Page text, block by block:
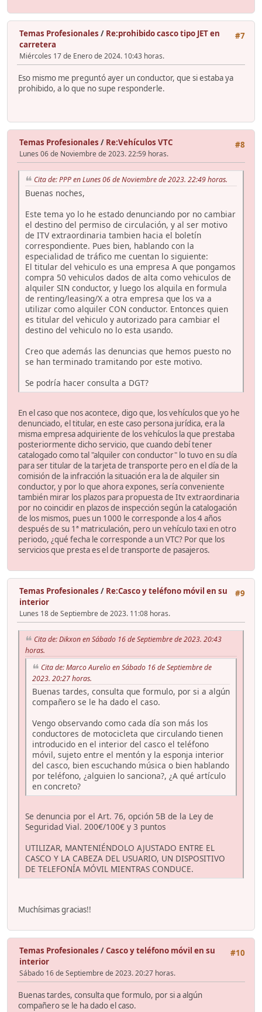
#7
Temas Profesionales / Re:prohibido casco tipo JET en
carretera
Miércoles 17 de Enero de 2024. 10:43 horas.
Eso mismo me preguntó ayer un conductor, que si estaba ya
prohibido, a lo que no supe responderle.
#8
Temas Profesionales / Re:Vehículos VTC
Lunes 06 de Noviembre de 2023. 22:59 horas.
Cita de: PPP en Lunes 06 de Noviembre de 2023. 22:49 horas.
Buenas noches,
Este tema yo lo he estado denunciando por no cambiar
el destino del permiso de circulación, y al ser motivo
de ITV extraordinaria tambien hacia el boletín
correspondiente. Pues bien, hablando con la
especialidad de tráfico me cuentan lo siguiente:
El titular del vehiculo es una empresa A que pongamos
compra 50 vehiculos dados de alta como vehiculos de
alquiler SIN conductor, y luego los alquila en formula
de renting/leasing/X a otra empresa que los va a
utilizar como alquiler CON conductor. Entonces quien
es titular del vehiculo y autorizado para cambiar el
destino del vehiculo no lo esta usando.
Creo que además las denuncias que hemos puesto no
se han terminado tramitando por este motivo.
Se podría hacer consulta a DGT?
En el caso que nos acontece, digo que, los vehículos que yo he
denunciado, el titular, en este caso persona jurídica, era la
misma empresa adquiriente de los vehículos la que prestaba
posteriormente dicho servicio, que cuando debí tener
catalogado como tal "alquiler con conductor" lo tuvo en su día
para ser titular de la tarjeta de transporte pero en el día de la
comisión de la infracción la situación era la de alquiler sin
conductor, y por lo que ahora expones, sería conveniente
también mirar los plazos para propuesta de Itv extraordinaria
por no coincidir en plazos de inspección según la catalogación
de los mismos, pues un 1000 le corresponde a los 4 años
después de su 1ª matriculación, pero un vehículo taxi en otro
periodo, ¿qué fecha le corresponde a un VTC? Por que los
servicios que presta es el de transporte de pasajeros.
#9
Temas Profesionales / Re:Casco y teléfono móvil en su
interior
Lunes 18 de Septiembre de 2023. 11:08 horas.
Cita de: Dikxon en Sábado 16 de Septiembre de 2023. 20:43
horas.
Cita de: Marco Aurelio en Sábado 16 de Septiembre de
2023. 20:27 horas.
Buenas tardes, consulta que formulo, por si a algún
compañero se le ha dado el caso.
Vengo observando como cada día son más los
conductores de motocicleta que circulando tienen
introducido en el interior del casco el teléfono
móvil, sujeto entre el mentón y la esponja interior
del casco, bien escuchando música o bien hablando
por teléfono, ¿alguien lo sanciona?, ¿A qué artículo
en concreto?
Se denuncia por el Art. 76, opción 5B de la Ley de
Seguridad Vial. 200€/100€ y 3 puntos
UTILIZAR, MANTENIÉNDOLO AJUSTADO ENTRE EL
CASCO Y LA CABEZA DEL USUARIO, UN DISPOSITIVO
DE TELEFONÍA MÓVIL MIENTRAS CONDUCE.
Muchísimas gracias!!
#10
Temas Profesionales /Casco y teléfono móvil en su
interior
Sábado 16 de Septiembre de 2023. 20:27 horas.
Buenas tardes, consulta que formulo, por si a algún
compañero se le ha dado el caso.